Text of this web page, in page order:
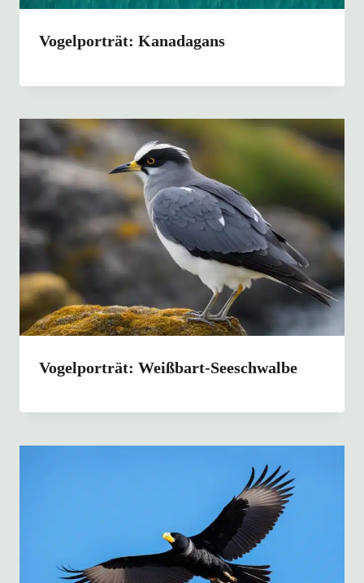
Vogelporträt: Kanadagans
Vogelporträt: Weißbart-Seeschwalbe